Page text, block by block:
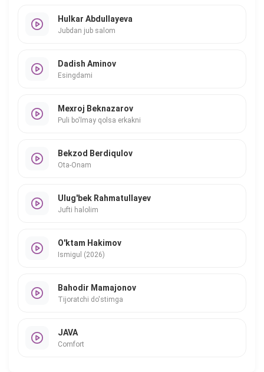
Hulkar Abdullayeva
Jubdan jub salom
Dadish Aminov
Esingdami
Mexroj Beknazarov
Puli bo'lmay qolsa erkakni
Bekzod Berdiqulov
Ota-Onam
Ulug'bek Rahmatullayev
Jufti halolim
O'ktam Hakimov
Ismigul (2026)
Bahodir Mamajonov
Tijoratchi do'stimga
JAVA
Comfort